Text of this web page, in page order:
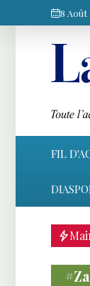
8 Août
FIL
EN